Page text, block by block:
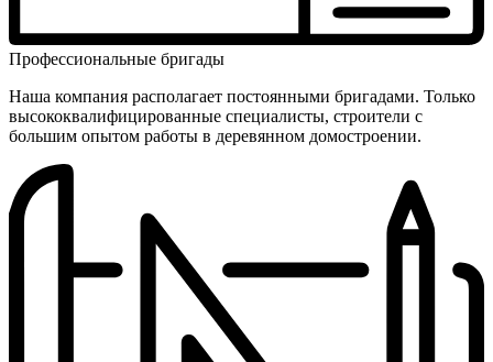
Профес­сиональ­ные бригады
Наша компания располагает постоянными бригадами. Только
высоко­квалифици­рованные специалисты, строители с
большим опытом работы в деревянном домостроении.